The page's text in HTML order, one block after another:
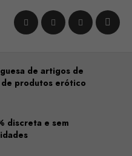
de artigos de
de produtos erótico
discreta e sem